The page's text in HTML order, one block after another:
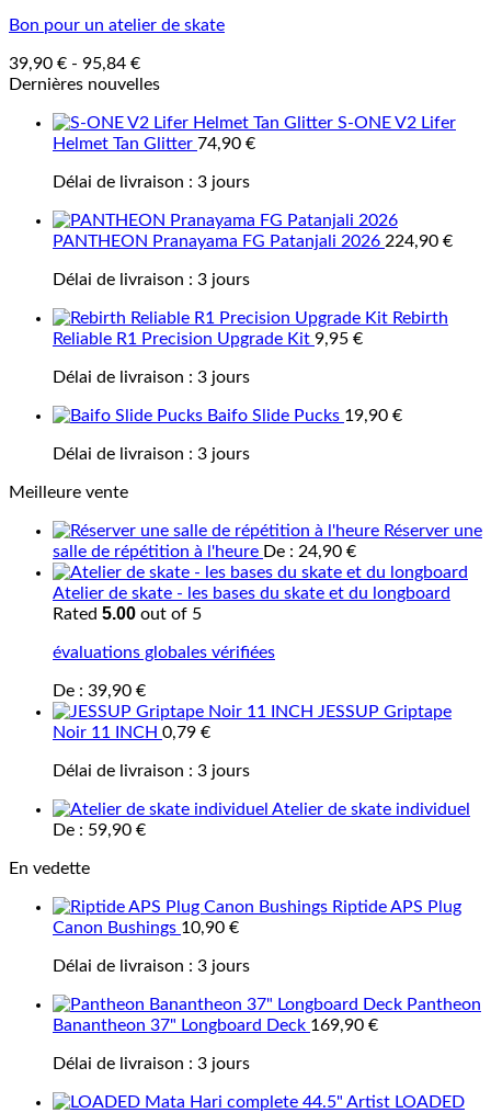
Bon pour un atelier de skate
39,90 € - 95,84 €
Dernières nouvelles
S-ONE V2 Lifer
Helmet Tan Glitter 74,90 €
Délai de livraison : 3 jours
PANTHEON Pranayama FG Patanjali 2026 224,90 €
Délai de livraison : 3 jours
Rebirth
Reliable R1 Precision Upgrade Kit 9,95 €
Délai de livraison : 3 jours
Baifo Slide Pucks 19,90 €
Délai de livraison : 3 jours
Meilleure vente
Réserver une
salle de répétition à l'heure De : 24,90 €
Atelier de skate - les bases du skate et du longboard
Rated 5.00 out of 5
évaluations globales vérifiées
De : 39,90 €
JESSUP Griptape
Noir 11 INCH 0,79 €
Délai de livraison : 3 jours
Atelier de skate individuel
De : 59,90 €
En vedette
Riptide APS Plug
Canon Bushings 10,90 €
Délai de livraison : 3 jours
Pantheon
Banantheon 37" Longboard Deck 169,90 €
Délai de livraison : 3 jours
LOADED